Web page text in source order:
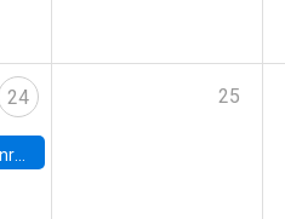
24
UC Berkeley
25